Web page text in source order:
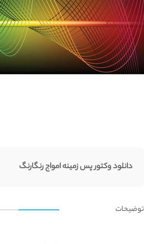
دانلود وکتور پس زمینه امواج رنگارنگ
توضیحات